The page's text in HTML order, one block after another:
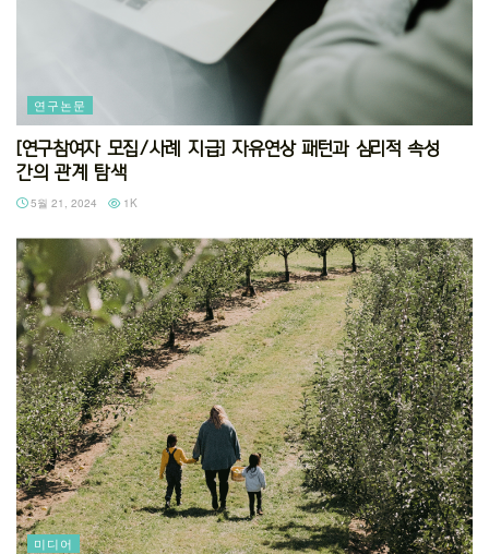
연구논문
[연구참여자 모집/사례 지급] 자유연상 패턴과 심리적 속성
간의 관계 탐색
5월 21, 2024 1K
미디어